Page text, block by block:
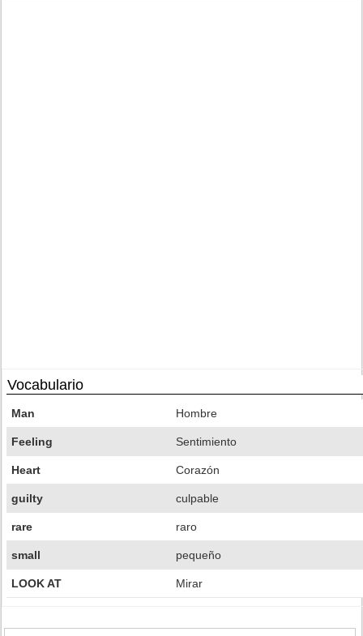
Vocabulario
Man Hombre
Feeling Sentimiento
Heart Corazón
guilty culpable
rare raro
small pequeño
LOOK AT Mirar